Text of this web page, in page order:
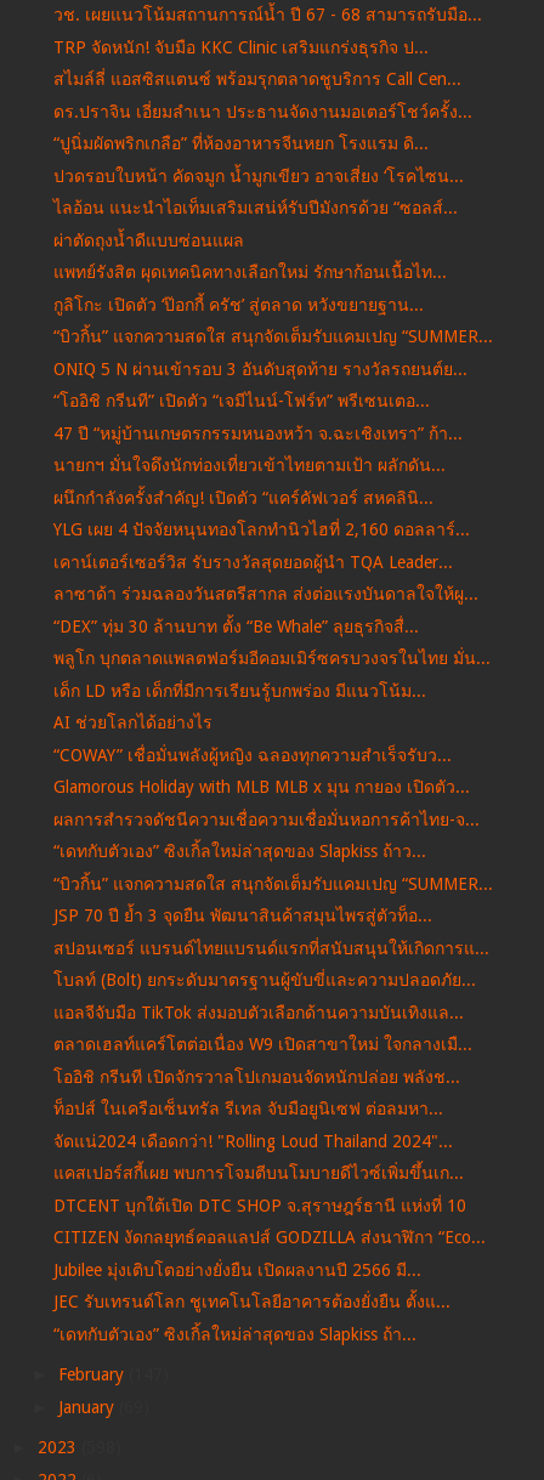
วช. เผยแนวโน้มสถานการณ์น้ำ ปี 67 - 68 สามารถรับมือ...
TRP จัดหนัก! จับมือ KKC Clinic เสริมแกร่งธุรกิจ ป...
สไมล์ลี่ แอสซิสแตนซ์ พร้อมรุกตลาดชูบริการ Call Cen...
ดร.ปราจิน เอี่ยมลำเนา ประธานจัดงานมอเตอร์โชว์ครั้ง...
“ปูนิ่มผัดพริกเกลือ” ที่ห้องอาหารจีนหยก โรงแรม ดิ...
ปวดรอบใบหน้า คัดจมูก น้ำมูกเขียว อาจเสี่ยง ‘โรคไซน...
ไลอ้อน แนะนำไอเท็มเสริมเสน่ห์รับปีมังกรด้วย “ซอลส์...
ผ่าตัดถุงน้ำดีแบบซ่อนแผล
แพทย์รังสิต ผุดเทคนิคทางเลือกใหม่ รักษาก้อนเนื้อไท...
กูลิโกะ เปิดตัว ‘ป๊อกกี้ ครัช’ สู่ตลาด หวังขยายฐาน...
“บิวกิ้น” แจกความสดใส สนุกจัดเต็มรับแคมเปญ “SUMMER...
ONIQ 5 N ผ่านเข้ารอบ 3 อันดับสุดท้าย รางวัลรถยนต์ย...
“โออิชิ กรีนที” เปิดตัว “เจมีไนน์-โฟร์ท” พรีเซนเตอ...
47 ปี “หมู่บ้านเกษตรกรรมหนองหว้า จ.ฉะเชิงเทรา” ก้า...
นายกฯ มั่นใจดึงนักท่องเที่ยวเข้าไทยตามเป้า ผลักดัน...
ผนึกกำลังครั้งสำคัญ! เปิดตัว “แคร์คัฟเวอร์ สหคลินิ...
YLG เผย 4 ปัจจัยหนุนทองโลกทำนิวไฮที่ 2,160 ดอลลาร์...
เคาน์เตอร์เซอร์วิส รับรางวัลสุดยอดผู้นำ TQA Leader...
ลาซาด้า ร่วมฉลองวันสตรีสากล ส่งต่อแรงบันดาลใจให้ผู...
“DEX” ทุ่ม 30 ล้านบาท ตั้ง “Be Whale” ลุยธุรกิจสื่...
พลูโก บุกตลาดแพลตฟอร์มอีคอมเมิร์ซครบวงจรในไทย มั่น...
เด็ก LD หรือ เด็กที่มีการเรียนรู้บกพร่อง มีแนวโน้ม...
AI ช่วยโลกได้อย่างไร
“COWAY” เชื่อมั่นพลังผู้หญิง ฉลองทุกความสำเร็จรับว...
Glamorous Holiday with MLB MLB x มุน กายอง เปิดตัว...
ผลการสำรวจดัชนีความเชื่อความเชื่อมั่นหอการค้าไทย-จ...
“เดทกับตัวเอง” ซิงเกิ้ลใหม่ล่าสุดของ Slapkiss ถ้าว...
“บิวกิ้น” แจกความสดใส สนุกจัดเต็มรับแคมเปญ “SUMMER...
JSP 70 ปี ย้ำ 3 จุดยืน พัฒนาสินค้าสมุนไพรสู่ตัวท็อ...
สปอนเซอร์ แบรนด์ไทยแบรนด์แรกที่สนับสนุนให้เกิดการแ...
โบลท์ (Bolt) ยกระดับมาตรฐานผู้ขับขี่และความปลอดภัย...
แอลจีจับมือ TikTok ส่งมอบตัวเลือกด้านความบันเทิงแล...
ตลาดเฮลท์แคร์โตต่อเนื่อง W9 เปิดสาขาใหม่ ใจกลางเมื...
โออิชิ กรีนที เปิดจักรวาลโปเกมอนจัดหนักปล่อย พลังช...
ท็อปส์ ในเครือเซ็นทรัล รีเทล จับมือยูนิเซฟ ต่อลมหา...
จัดแน่2024 เดือดกว่า! "Rolling Loud Thailand 2024"...
แคสเปอร์สกี้เผย พบการโจมตีบนโมบายดีไวซ์เพิ่มขึ้นเก...
DTCENT บุกใต้เปิด DTC SHOP จ.สุราษฎร์ธานี แห่งที่ 10
CITIZEN งัดกลยุทธ์คอลแลปส์ GODZILLA ส่งนาฬิกา “Eco...
Jubilee มุ่งเติบโตอย่างยั่งยืน เปิดผลงานปี 2566 มี...
JEC รับเทรนด์โลก ชูเทคโนโลยีอาคารต้องยั่งยืน ตั้งแ...
“เดทกับตัวเอง” ซิงเกิ้ลใหม่ล่าสุดของ Slapkiss ถ้า...
February
January
2023